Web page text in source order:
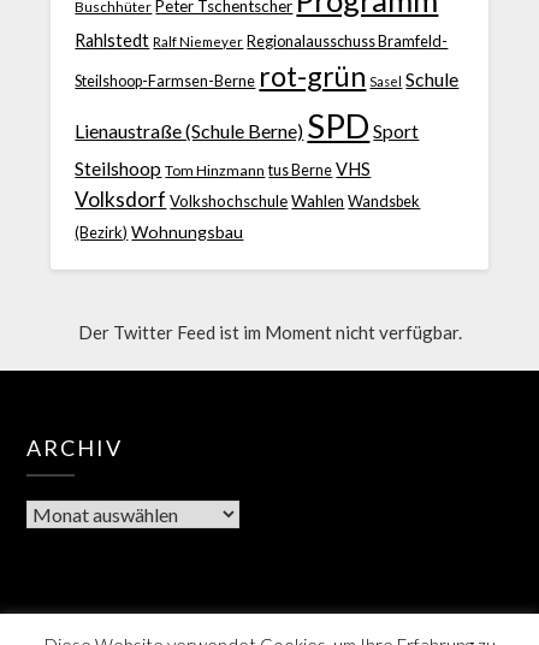
Buschhüter Peter Tschentscher
Rahlstedt Ralf Niemeyer Regionalausschuss Bramfeld-
Steilshoop-Farmsen-Berne rot-grün Sasel Schule
Lienaustraße (Schule Berne) SPD Sport
Steilshoop Tom Hinzmann tus Berne VHS
Volksdorf Volkshochschule Wahlen Wandsbek
(Bezirk) Wohnungsbau
Der Twitter Feed ist im Moment nicht verfügbar.
ARCHIV